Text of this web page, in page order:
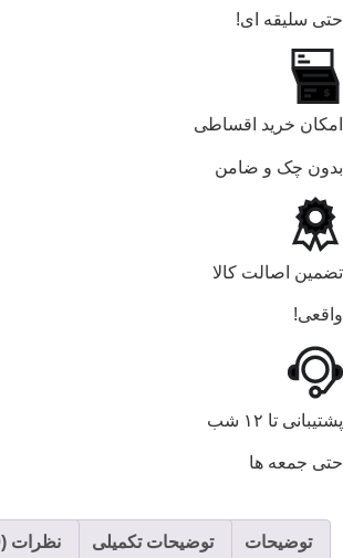
حتی سلیقه ای!
امکان خرید اقساطی
بدون چک و ضامن
تضمین اصالت کالا
واقعی!
پشتیبانی تا ۱۲ شب
حتی جمعه ها
توضیحات توضیحات تکمیلی نظرات (0)